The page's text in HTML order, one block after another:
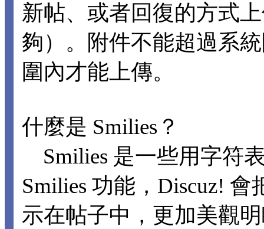
新帖、或者回復的方式
夠）。附件不能超過系
圍內才能上傳。
什麼是 Smilies？
Smilies 是一些用字符
Smilies 功能，Discuz!
示在帖子中，更加美觀